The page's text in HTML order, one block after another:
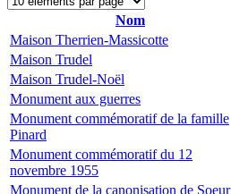
Nom
Maison Therrien-Massicotte
Maison Trudel
Maison Trudel-Noël
Monument aux guerres
Monument commémoratif de la famille
Pinard
Monument commémoratif du 12
novembre 1955
Monument de la canonisation de Soeur